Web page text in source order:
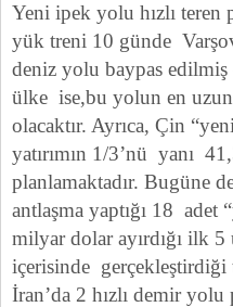
Yeni ipek yolu hızlı teren
yük treni 10 günde
deniz yolu baypas
ülke ise,bu yolun en uzun
olacaktır. Ayrıca, Çin
yatırımın 1/3’nü yanı
planlamaktadır. Bugüne
antlaşma yaptığı 18
milyar dolar ayırdığı ilk
içerisinde gerçekleştirdiği
İran’da 2 hızlı demir